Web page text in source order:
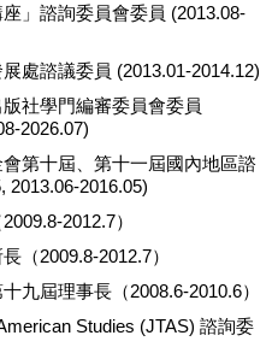
」諮詢委員會委員 (2013.08-
處諮議委員 (2013.01-2014.12)
社學門編審委員會委員
2026.07)
第十屆、第十一屆國內地區諮
2013.06-2016.05)
2012.7）
（2009.8-2012.7）
九屆理事長（2008.6-2010.6）
Studies (JTAS) 諮詢委